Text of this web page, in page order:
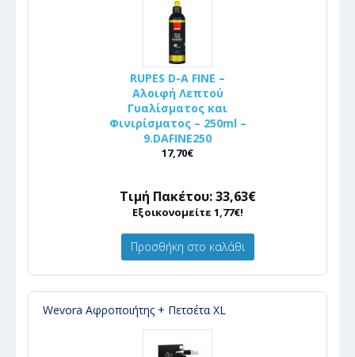
RUPES D-A FINE –
Αλοιφή Λεπτού
Γυαλίσματος και
Φινιρίσματος – 250ml –
9.DAFINE250
17,70€
Τιμή Πακέτου: 33,63€
Εξοικονομείτε 1,77€!
Προσθήκη στο καλάθι
Wevora Αφροποιήτης + Πετσέτα XL